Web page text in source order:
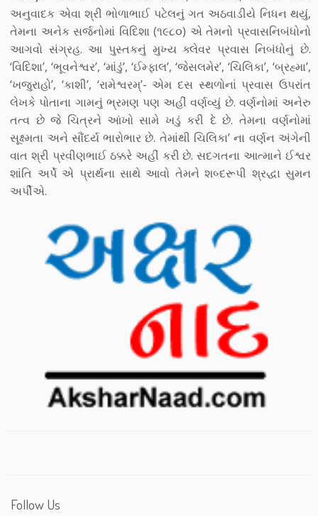
અનુવાદક એવા શ્રી ભોળાભાઈ પટેલનું ગત અઠવાડીયે નિધન થયું,
તેમના અનેક સર્જનોમાં વિદિશા (૧૯૮૦) એ તેમનો પ્રવાસનિબંધોનો
આગવો સંગ્રહ. આ પુસ્તકનું મુખ્ય ક્લેવર પ્રવાસ નિબંધોનું છે.
‘વિદિશા’, ‘ભૂવનેશ્વર’, ‘માંડું’, ‘ઈમ્ફાલ’, ‘જેસલમેર’, ‘ચિલિકા’, ‘બ્રહ્મા’,
‘ખજુરાહો’, ‘કાશી’, ‘રામેશ્વરમ્’- એમ દસ સ્થળોનાં પ્રવાસ ઉપરાંત
લેખકે પોતાના ગામનું ભ્રમણ પણ અહીં વર્ણવ્યું છે. વર્ણનોમાં અનેરુ
તત્વ છે જે ચિત્રને આંખો સામે ખડું કરી દે છે. તેમના વર્ણનોમાં
સૂક્ષ્મતા અને સૌંદર્ય ભારોભાર છે. તેમાંથી ચિલિકા’ ના વર્ણન અંગેની
વાત શ્રી પ્રવીણભાઈ ઠક્કરે અહીં કરી છે. સદગતના આત્માને ઈશ્વર
શાંતિ અર્પે એ પ્રાર્થના સાથે આવો તેમને શબ્દરૂપી શ્રદ્ધા સુમન
અર્પીએ.
Follow Us